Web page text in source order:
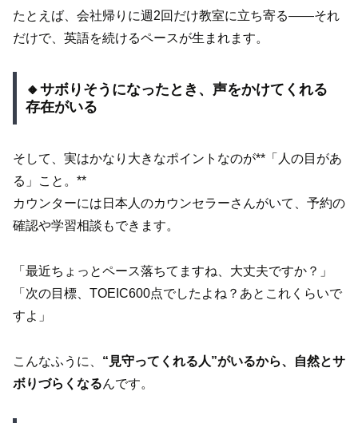
たとえば、会社帰りに週2回だけ教室に立ち寄る――それ
だけで、英語を続けるペースが生まれます。
🔸サボりそうになったとき、声をかけてくれる
存在がいる
そして、実はかなり大きなポイントなのが**「人の目があ
る」こと。**
カウンターには日本人のカウンセラーさんがいて、予約の
確認や学習相談もできます。
「最近ちょっとペース落ちてますね、大丈夫ですか？」
「次の目標、TOEIC600点でしたよね？あとこれくらいで
すよ」
こんなふうに、 “見守ってくれる人”がいるから、自然とサ
ボりづらくなるんです。